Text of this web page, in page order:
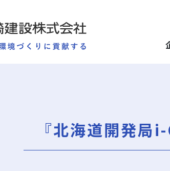
環境（Environment）
社会（Social）
ガバナンス（Governance）
『北海道開発局